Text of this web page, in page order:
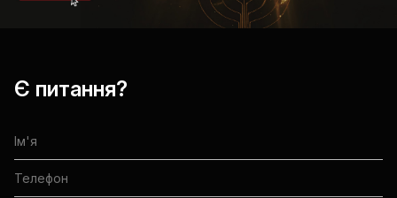
Є питання?
та корисну інформацію, нам важлива
ваша згода на зв'язок. Це дозволить
враховувати вік та інтереси кожного при
могли бути ще ближчими та
кориснішими для вас.